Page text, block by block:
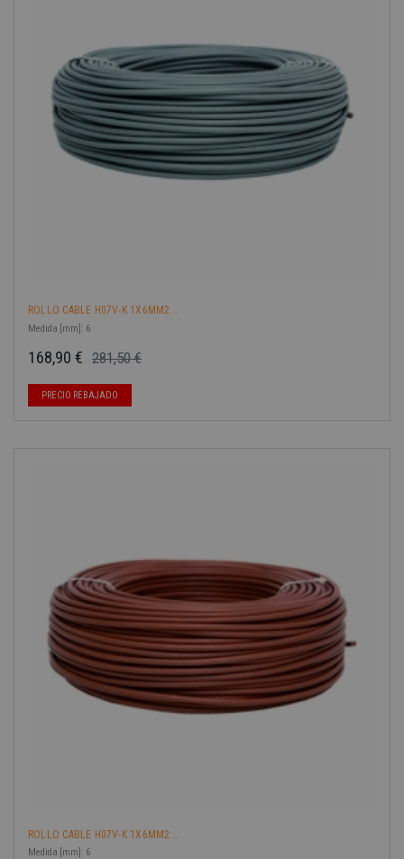
ROLLO CABLE H07V-K 1X6MM2...
Medida [mm]: 6
281,50 €
168,90 €
PRECIO REBAJADO
ROLLO CABLE H07V-K 1X6MM2...
Medida [mm]: 6